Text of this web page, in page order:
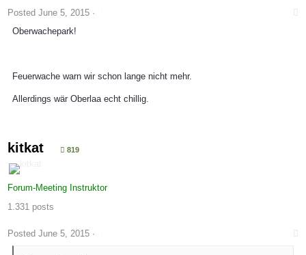
Posted June 5, 2015 ·
Oberwachepark!
Feuerwache warn wir schon lange nicht mehr.
Allerdings wär Oberlaa echt chillig.
kitkat 819
Forum-Meeting Instruktor
1.331 posts
Posted June 5, 2015 ·